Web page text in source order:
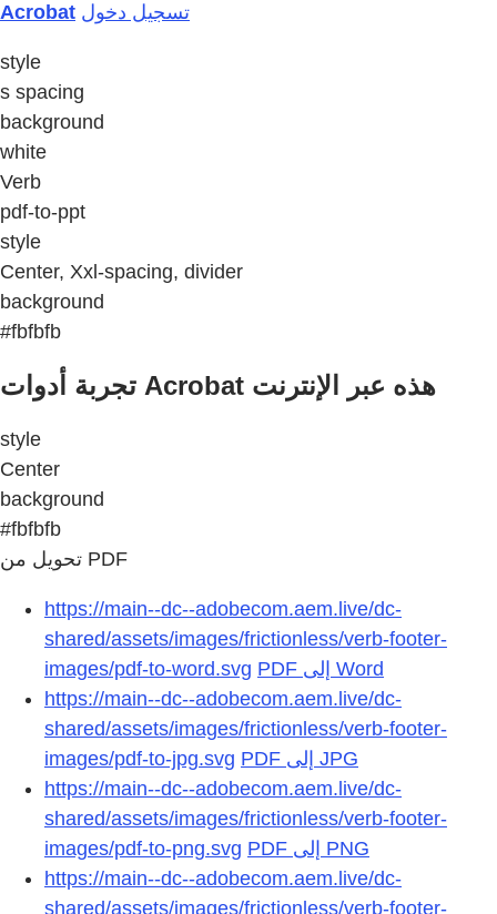
Acrobat تسجيل دخول
style
s spacing
background
white
Verb
pdf-to-ppt
style
Center, Xxl-spacing, divider
background
#fbfbfb
تجربة أدوات Acrobat هذه عبر الإنترنت
style
Center
background
#fbfbfb
تحويل من PDF
https://main--dc--adobecom.aem.live/dc-
shared/assets/images/frictionless/verb-footer-
images/pdf-to-word.svg
https://main--dc--adobecom.aem.live/dc-
shared/assets/images/frictionless/verb-footer-
images/pdf-to-jpg.svg
https://main--dc--adobecom.aem.live/dc-
shared/assets/images/frictionless/verb-footer-
images/pdf-to-png.svg
https://main--dc--adobecom.aem.live/dc-
shared/assets/images/frictionless/verb-footer-